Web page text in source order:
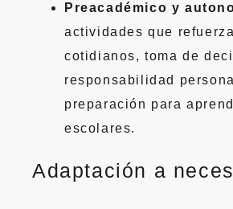
Preacadémico y
actividades que
cotidianos, toma de
responsabilidad
preparación para
escolares.
Adaptación a